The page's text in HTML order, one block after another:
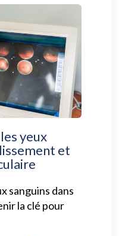
yeux
et
sanguins dans
la clé pour